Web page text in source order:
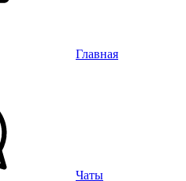
Главная
Чаты